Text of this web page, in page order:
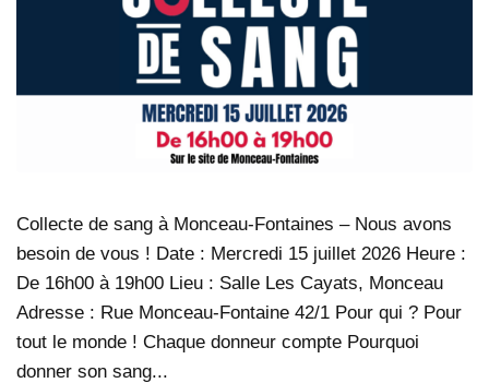
Collecte de sang à Monceau-Fontaines – Nous avons
besoin de vous ! Date : Mercredi 15 juillet 2026 Heure :
De 16h00 à 19h00 Lieu : Salle Les Cayats, Monceau
Adresse : Rue Monceau-Fontaine 42/1 Pour qui ? Pour
tout le monde ! Chaque donneur compte Pourquoi
donner son sang...